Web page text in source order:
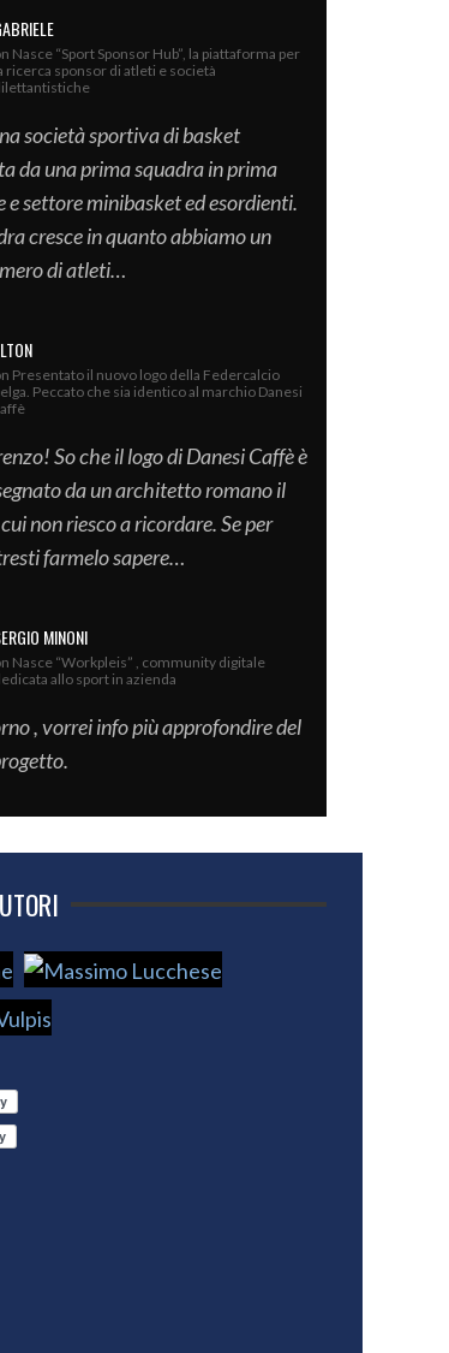
Nasce “Sport Sponsor Hub”, la piattaforma per
ricerca sponsor di atleti e società
società sportiva di basket
da una prima squadra in prima
e settore minibasket ed esordienti.
cresce in quanto abbiamo un
di atleti…
Presentato il nuovo logo della Federcalcio
Peccato che sia identico al marchio Danesi
So che il logo di Danesi Caffè è
da un architetto romano il
non riesco a ricordare. Se per
farmelo sapere…
MINONI
Nasce “Workpleis” , community digitale
allo sport in azienda
, vorrei info più approfondire del